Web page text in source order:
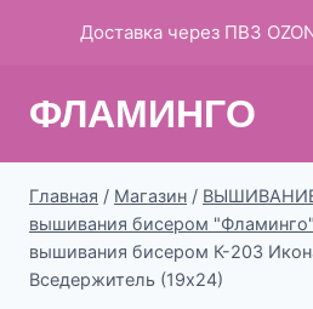
ФЛАМИНГО
Главная / Магазин /
вышивания бисером "Фламинго"
вышивания бисером К-203
Вседержитель (19х24)
Доставка через ПВЗ